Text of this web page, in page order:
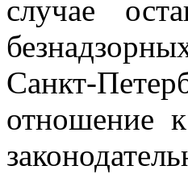
случае
Санкт-
отношение